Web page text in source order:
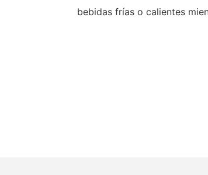
bebidas frías o calientes